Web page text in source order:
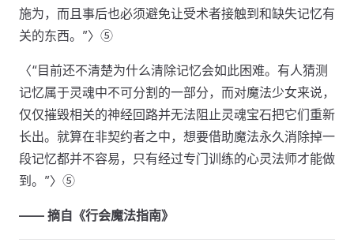
施为，而且事后也必须避免让受术者接触到和缺失记忆有
关的东西。”〉⑤
〈“目前还不清楚为什么清除记忆会如此困难。有人猜测
记忆属于灵魂中不可分割的一部分，而对魔法少女来说，
仅仅摧毁相关的神经回路并无法阻止灵魂宝石把它们重新
长出。就算在非契约者之中，想要借助魔法永久消除掉一
段记忆都并不容易，只有经过专门训练的心灵法师才能做
到。”〉⑤
—— 摘自《行会魔法指南》